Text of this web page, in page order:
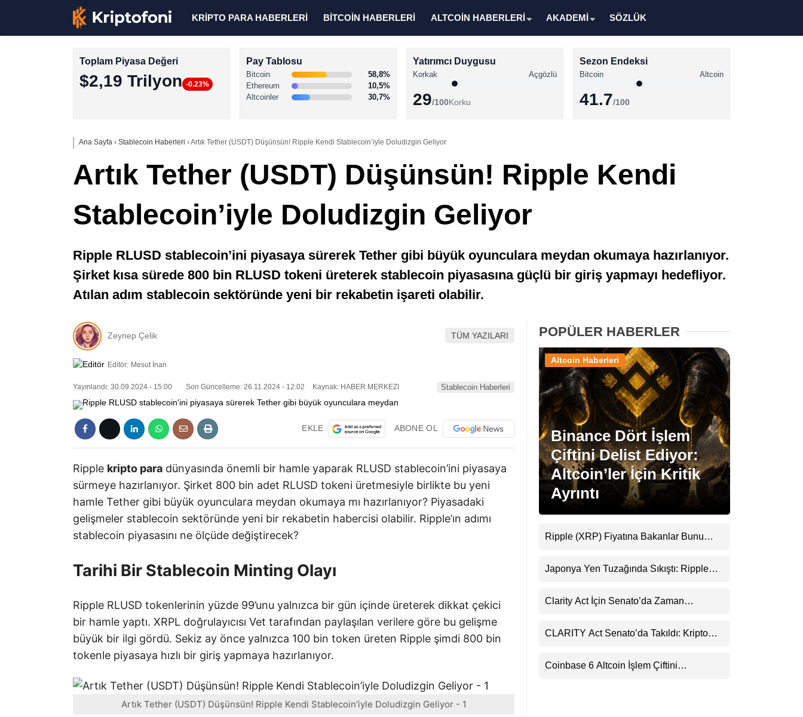
Altcoin Haberleri
Memecoin Haberleri
Facebook
Instagram
Youtube
TikTok
Pinterest
KRİPTO PARA HABERLERİ BİTCOİN HABERLERİ ALTCOİN HABERLERİ AKADEMİ SÖZLÜK
Toplam Piyasa Değeri
$2,19 Trilyon -0.23%
Pay Tablosu
Bitcoin
58,8%
Ethereum
10,5%
Altcoinler
30,7%
Yatırımcı Duygusu
Korkak Açgözlü
29/100Korku
Sezon Endeksi
Bitcoin Altcoin
41.7/100
Ana Sayfa › Stablecoin Haberleri ›Artık Tether (USDT) Düşünsün! Ripple Kendi Stablecoin’iyle Doludizgin Geliyor
Artık Tether (USDT) Düşünsün! Ripple Kendi
Stablecoin’iyle Doludizgin Geliyor
Ripple RLUSD stablecoin’ini piyasaya sürerek Tether gibi büyük oyunculara meydan okumaya hazırlanıyor.
Şirket kısa sürede 800 bin RLUSD tokeni üreterek stablecoin piyasasına güçlü bir giriş yapmayı hedefliyor.
Atılan adım stablecoin sektöründe yeni bir rekabetin işareti olabilir.
Zeynep Çelik TÜM YAZILARI
Editör: Mesut İnan
Yayınlandı: 30.09.2024 - 15:00 Son Güncelleme: 26.11.2024 - 12:02 Kaynak: HABER MERKEZI Stablecoin Haberleri
EKLE ABONE OL
Ripple kripto para dünyasında önemli bir hamle yaparak RLUSD stablecoin’ini piyasaya
sürmeye hazırlanıyor. Şirket 800 bin adet RLUSD tokeni üretmesiyle birlikte bu yeni
hamle Tether gibi büyük oyunculara meydan okumaya mı hazırlanıyor? Piyasadaki
gelişmeler stablecoin sektöründe yeni bir rekabetin habercisi olabilir. Ripple’ın adımı
stablecoin piyasasını ne ölçüde değiştirecek?
Tarihi Bir Stablecoin Minting Olayı
Ripple RLUSD tokenlerinin yüzde 99’unu yalnızca bir gün içinde üreterek dikkat çekici
bir hamle yaptı. XRPL doğrulayıcısı Vet tarafından paylaşılan verilere göre bu gelişme
büyük bir ilgi gördü. Sekiz ay önce yalnızca 100 bin token üreten Ripple şimdi 800 bin
tokenle piyasaya hızlı bir giriş yapmaya hazırlanıyor.
Artık Tether (USDT) Düşünsün! Ripple Kendi Stablecoin’iyle Doludizgin Geliyor - 1
POPÜLER HABERLER
Binance Dört İşlem
Çiftini Delist Ediyor:
Altcoin’ler İçin Kritik
Ayrıntı
Altcoin Haberleri
Ripple (XRP) Fiyatına Bakanlar Bunu
Uyarı
Japonya Yen Tuzağında Sıkıştı: Ripple
Clarity Act İçin Senato’da Zaman
CLARITY Act Senato’da Takıldı: Kripto
Coinbase 6 Altcoin İşlem Çiftini